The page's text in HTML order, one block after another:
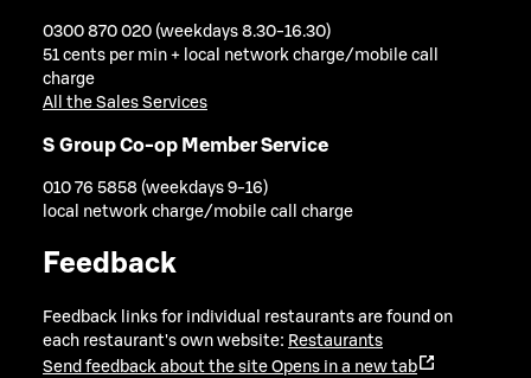
0300 870 020 (weekdays 8.30-16.30)
51 cents per min + local network charge/mobile call
charge
All the Sales Services
S Group Co-op Member Service
010 76 5858 (weekdays 9-16)
local network charge/mobile call charge
Feedback
Feedback links for individual restaurants are found on
each restaurant's own website: Restaurants
Send feedback about the site Opens in a new tab